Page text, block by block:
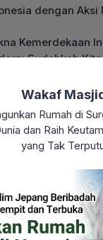
dengan Aksi
Kemerdekaan
Sudahkah
Maulid Nabi
Akhlak
Sehari-hari
Wakaf
Rumah di
dan Raih
yang Tak